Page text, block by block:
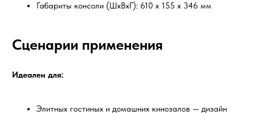
Габариты консоли (ШxВxГ): 610 x 155 x 346 мм
Сценарии применения
Идеален для:
Элитных гостиных и домашних кинозалов — дизайн